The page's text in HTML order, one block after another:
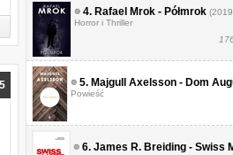
Tom 2 (2025)
4. Rafael Mrok - Półmrok
Horror i Thriller
5. Majgull Axelsson - Dom
Powieść
6. James R. Breiding - Swiss